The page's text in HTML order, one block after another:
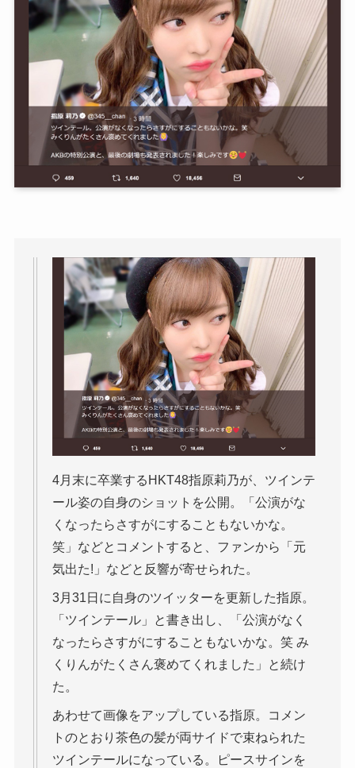
4月末に卒業するHKT48指原莉乃が、ツインテ
ール姿の自身のショットを公開。「公演がな
くなったらさすがにすることもないかな。
笑」などとコメントすると、ファンから「元
気出た!」などと反響が寄せられた。
3月31日に自身のツイッターを更新した指原。
「ツインテール」と書き出し、「公演がなく
なったらさすがにすることもないかな。笑 み
くりんがたくさん褒めてくれました」と続け
た。
あわせて画像をアップしている指原。コメン
トのとおり茶色の髪が両サイドで束ねられた
ツインテールになっている。ピースサインを